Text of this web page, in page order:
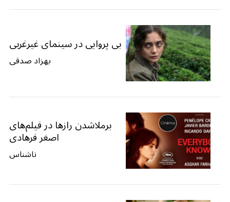
بی پروایی در سینمای غیرغربی
بهزاد صدقی
برملاشدن رازها در فیلم‌های
اصغر فرهادی
ناشناس